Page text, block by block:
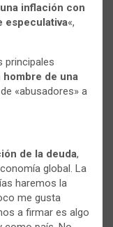
inflación con
especulativa«,
principales
hombre de una
«abusadores» a
de la deuda,
global. La
haremos la
me gusta
a firmar es algo